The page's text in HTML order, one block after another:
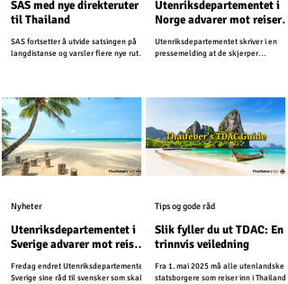
SAS med nye direkteruter
til Thailand
SAS fortsetter å utvide satsingen på
langdistanse og varsler flere nye ruter i
Utenriksdepartementet i
Norge advarer mot reiser
Utenriksdepartementet skriver i en
pressemelding at de skjerper
hver side av grensen mellom Thailand
og Kambodsja. Den forrige
reiseadvarselen gjaldt for 20 kilometer
fra grensen.
Utenriksdepartementet i
Sverige advarer mot reiser
Fredag endret Utenriksdepartementet i
Sverige sine råd til svensker som skal
Nyheter
Slik fyller du ut TDAC: En
trinnvis veiledning
Fra 1. mai 2025 må alle utenlandske
statsborgere som reiser inn i Thailand
Tips og gode råd